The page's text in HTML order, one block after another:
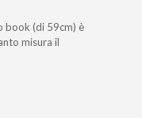
book (di 59cm) è
misura il